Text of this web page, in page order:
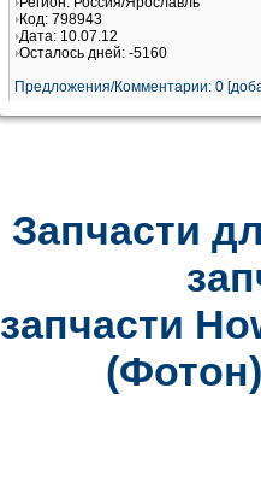
Код: 798943
Дата: 10.07.12
Осталось дней: -5160
Предложения/Комментарии: 0
Запчасти
запчасти